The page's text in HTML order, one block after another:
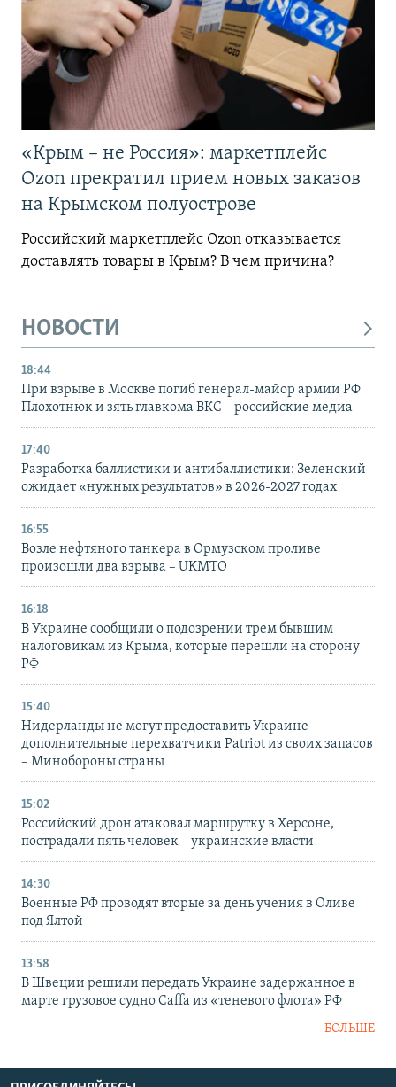
«Крым – не Россия»: маркетплейс
Ozon прекратил прием новых заказов
на Крымском полуострове
Российский маркетплейс Ozon отказывается
доставлять товары в Крым? В чем причина?
НОВОСТИ
18:44
При взрыве в Москве погиб генерал-майор армии РФ
Плохотнюк и зять главкома ВКС – российские медиа
17:40
Разработка баллистики и антибаллистики: Зеленский
ожидает «нужных результатов» в 2026-2027 годах
16:55
Возле нефтяного танкера в Ормузском проливе
произошли два взрыва – UKMTO
16:18
В Украине сообщили о подозрении трем бывшим
налоговикам из Крыма, которые перешли на сторону
РФ
15:40
Нидерланды не могут предоставить Украине
дополнительные перехватчики Patriot из своих запасов
– Минобороны страны
15:02
Российский дрон атаковал маршрутку в Херсоне,
пострадали пять человек – украинские власти
14:30
Военные РФ проводят вторые за день учения в Оливе
под Ялтой
13:58
В Швеции решили передать Украине задержанное в
марте грузовое судно Caffa из «теневого флота» РФ
БОЛЬШЕ